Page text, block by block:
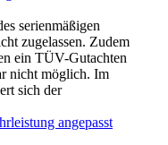
serienmäßigen
zugelassen. Zudem
ein TÜV-Gutachten
nicht möglich. Im
sich der
angepasst